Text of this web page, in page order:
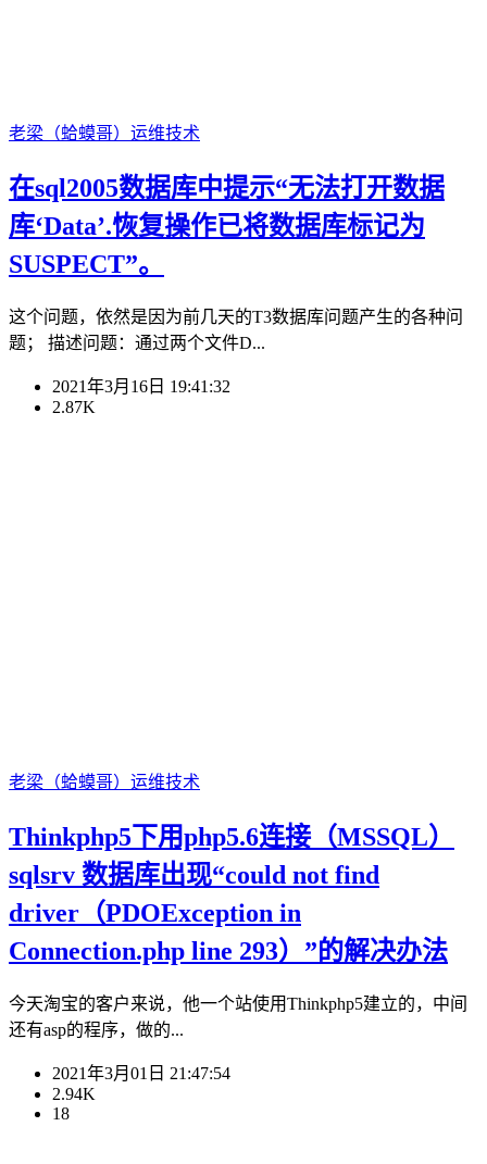
老梁（蛤蟆哥） 运维技术
在sql2005数据库中提示“无法打开数据
库‘Data’.恢复操作已将数据库标记为
SUSPECT”。
这个问题，依然是因为前几天的T3数据库问题产生的各种问
题； 描述问题：通过两个文件D...
2021年3月16日 19:41:32
2.87K
老梁（蛤蟆哥） 运维技术
Thinkphp5下用php5.6连接（MSSQL）
sqlsrv 数据库出现“could not find
driver（PDOException in
Connection.php line 293）”的解决办法
今天淘宝的客户来说，他一个站使用Thinkphp5建立的，中间
还有asp的程序，做的...
2021年3月01日 21:47:54
2.94K
18